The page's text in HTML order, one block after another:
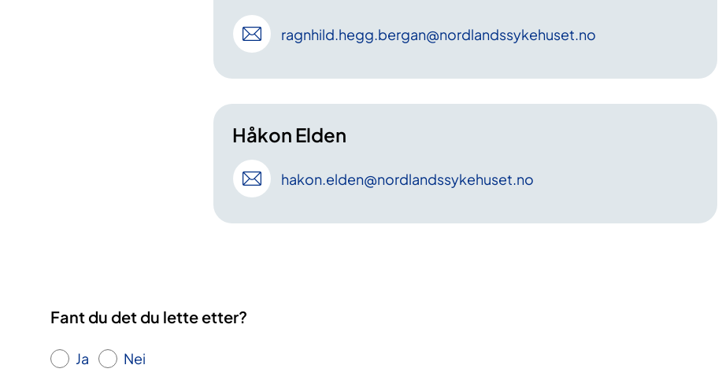
ragnhild.hegg.bergan@nordlandssykehuset.no
Håkon Elden
hakon.elden@nordlandssykehuset.no
Fant du det du lette etter?
Ja Nei